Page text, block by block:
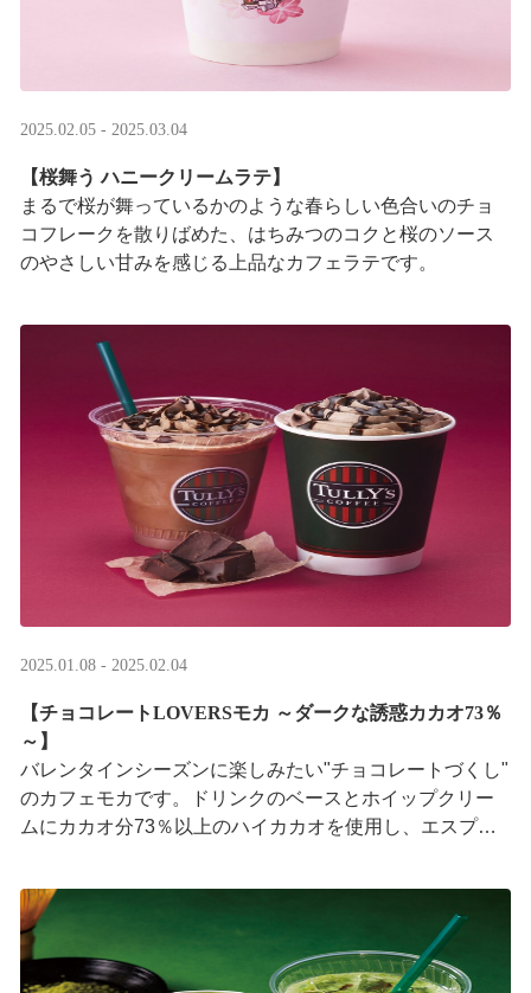
2025.02.05 - 2025.03.04
【桜舞う ハニークリームラテ】
まるで桜が舞っているかのような春らしい色合いのチョ
コフレークを散りばめた、はちみつのコクと桜のソース
のやさしい甘みを感じる上品なカフェラテです。
2025.01.08 - 2025.02.04
【チョコレートLOVERSモカ ～ダークな誘惑カカオ73％
～】
バレンタインシーズンに楽しみたい"チョコレートづくし"
のカフェモカです。ドリンクのベースとホイップクリー
ムにカカオ分73％以上のハイカカオを使用し、エスプレ